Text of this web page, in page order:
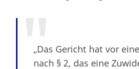
„Das Gericht hat vor
nach § 2, das eine